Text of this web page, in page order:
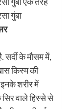
गुंबा
के मौसम में,
किस्म की
शरीर में
वाले हिस्से से